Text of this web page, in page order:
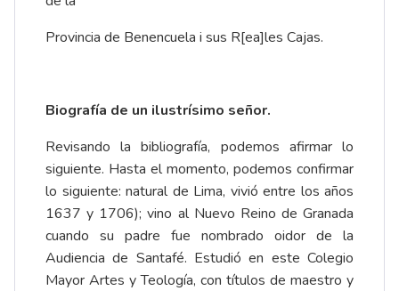
Provincia de Benencuela i sus R[ea]les Cajas.
Biografía de un ilustrísimo señor.
Revisando la bibliografía, podemos afirmar lo
siguiente. Hasta el momento, podemos confirmar
lo siguiente: natural de Lima, vivió entre los años
1637 y 1706); vino al Nuevo Reino de Granada
cuando su padre fue nombrado oidor de la
Audiencia de Santafé. Estudió en este Colegio
Mayor Artes y Teología, con títulos de maestro y